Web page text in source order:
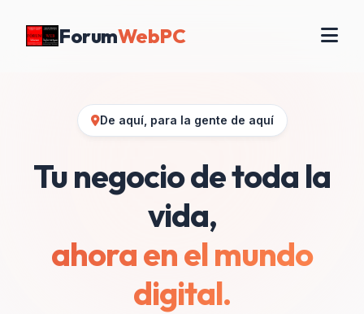
ForumWebPC
De aquí, para la gente de aquí
Tu negocio de toda la
vida,
ahora en el mundo
digital.